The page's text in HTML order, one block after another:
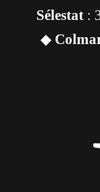
Sélestat :
◆